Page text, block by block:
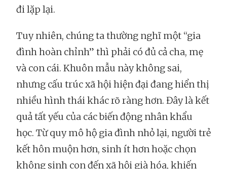
đi lặp lại.
Tuy nhiên, chúng ta thường nghĩ một “gia
đình hoàn chỉnh” thì phải có đủ cả cha, mẹ
và con cái. Khuôn mẫu này không sai,
nhưng cấu trúc xã hội hiện đại đang hiển thị
nhiều hình thái khác rõ ràng hơn. Đây là kết
quả tất yếu của các biến động nhân khẩu
học. Từ quy mô hộ gia đình nhỏ lại, người trẻ
kết hôn muộn hơn, sinh ít hơn hoặc chọn
không sinh con đến xã hội già hóa, khiến